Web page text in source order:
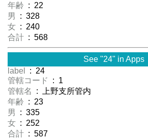
年齢 : 22
男
: 328
女 : 240
合計 : 568
See "24" in Apps
label
: 24
管轄コード
: 1
管轄名
: 上野支所管内
年齢 : 23
男
: 335
女 : 252
合計 : 587